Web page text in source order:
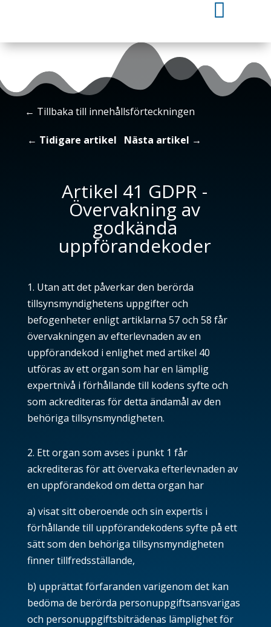

← Tillbaka till innehållsförteckningen
← Tidigare artikel Nästa artikel →
Artikel 41 GDPR -
Övervakning av
godkända
uppförandekoder
1. Utan att det påverkar den berörda
tillsynsmyndighetens uppgifter och
befogenheter enligt artiklarna 57och 58 får
övervakningen av efterlevnaden av en
uppförandekod i enlighet med artikel 40
utföras av ett organ som har en lämplig
expertnivå i förhållande till kodens syfte och
som ackrediteras för detta ändamål av den
behöriga tillsynsmyndigheten.
2. Ett organ som avses i punkt 1 får
ackrediteras för att övervaka efterlevnaden av
en uppförandekod om detta organ har
a) visat sitt oberoende och sin expertis i
förhållande till uppförandekodens syfte på ett
sätt som den behöriga tillsynsmyndigheten
finner tillfredsställande,
b) upprättat förfaranden varigenom det kan
bedöma de berörda personuppgiftsansvarigas
och personuppgiftsbiträdenas lämplighet för